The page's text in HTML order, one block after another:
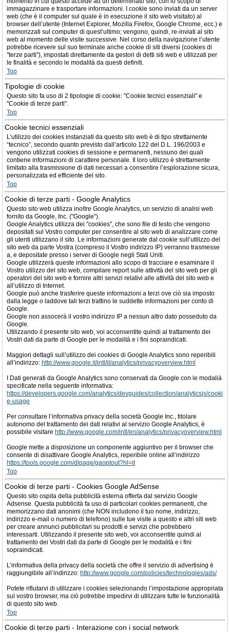
immagazzinare e trasportare informazioni. I cookie sono inviati da un server
web (che è il computer sul quale è in esecuzione il sito web visitato) al
browser dell’utente (Internet Explorer, Mozilla Firefox, Google Chrome, ecc.) e
memorizzati sul computer di quest’ultimo; vengono, quindi, re-inviati al sito
web al momento delle visite successive. Nel corso della navigazione l’utente
potrebbe ricevere sul suo terminale anche cookie di siti diversi (cookies di
"terze parti"), impostati direttamente da gestori di detti siti web e utilizzati per
le finalità e secondo le modalità da questi definiti.
Top
Tipologie di cookie
Questo sito fa uso di 2 tipologie di cookie: "Cookie tecnici essenziali" e
"Cookie di terze parti".
Top
Cookie tecnici essenziali
L’utilizzo dei cookies instanziati da questo sito web è di tipo strettamente
“tecnico”, secondo quanto previsto dall’articolo 122 del D.L. 196/2003 e
vengono utilizzati cookies di sessione e permanenti, nessuno dei quali
contiene informazioni di carattere personale. Il loro utilizzo è strettamente
limitato alla trasmissione di dati necessari a consentire l’esplorazione sicura,
personalizzata ed efficiente del sito.
Top
Cookie di terze parti - Google Analytics
Questo sito web utilizza inoltre Google Analytics, un servizio di analisi web
fornito da Google, Inc. ("Google").
Google Analytics utilizza dei "cookies", che sono file di testo che vengono
depositati sul Vostro computer per consentire al sito web di analizzare come
gli utenti utilizzano il sito. Le informazioni generate dal cookie sull’utilizzo del
sito web da parte Vostra (compreso il Vostro indirizzo IP) verranno trasmesse
a, e depositate presso i server di Google negli Stati Uniti.
Google utilizzerà queste informazioni allo scopo di tracciare e esaminare il
Vostro utilizzo del sito web, compilare report sulle attività del sito web per gli
operatori del sito web e fornire altri servizi relativi alle attività del sito web e
all’utilizzo di Internet.
Google può anche trasferire queste informazioni a terzi ove ciò sia imposto
dalla legge o laddove tali terzi trattino le suddette informazioni per conto di
Google.
Google non assocerà il vostro indirizzo IP a nessun altro dato posseduto da
Google.
Utilizzando il presente sito web, voi acconsentite quindi al trattamento dei
Vostri dati da parte di Google per le modalità e i fini sopraindicati.
Maggiori dettagli sull’utilizzo dei cookies di Google Analytics sono reperibili
all’indirizzo: http://www.google.it/intl/it/analytics/privacyoverview.html
I Dati generati da Google Analytics sono conservati da Google con le modalià
specificate nella seguente informativa:
https://developers.google.com/analytics/devguides/collection/analyticsjs/cooki
e-usage
Per consultare l’informativa privacy della società Google Inc., titolare
autonomo del trattamento dei dati relativi al servizio Google Analytics, è
possibile visitare http://www.google.com/intl/en/analytics/privacyoverview.html
Google mette a disposizione un componente aggiuntivo per il browser che
consente di disattivare Google Analytics, reperibile online all’indirizzo
https://tools.google.com/dlpage/gaoptout?hl=it
Top
Cookie di terze parti - Cookies Google AdSense
Questo sito ospita della pubblicità esterna offerta dal servizio Google
Adsense. Questa pubblicità fa uso di particolari cookies permanenti, che
memorizzano dati anonimi (che NON includono il tuo nome, indirizzo,
indirizzo e-mail o numero di telefono) sulle tue visite a questo e altri siti web
per creare annunci pubblicitari su prodotti e servizi che potrebbero
interessarti. Utilizzando il presente sito web, voi acconsentite quindi al
trattamento dei Vostri dati da parte di Google per le modalità e i fini
sopraindicati.
L’informativa della privacy della società che offre il servizio di advertising è
raggiungibile all’indirizzo: http://www.google.com/policies/technologies/ads/
Potete rifiutarvi di utilizzare i cookies selezionando l’impostazione appropriata
sul vostro browser, ma ciò potrebbe impedirvi di utilizzare tutte le funzionalità
di questo sito web.
Top
Cookie di terze parti - Interazione con i social network